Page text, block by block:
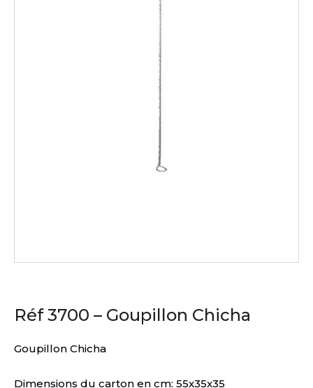
Réf 3700 – Goupillon Chicha
Goupillon Chicha
Dimensions du carton en cm: 55x35x35